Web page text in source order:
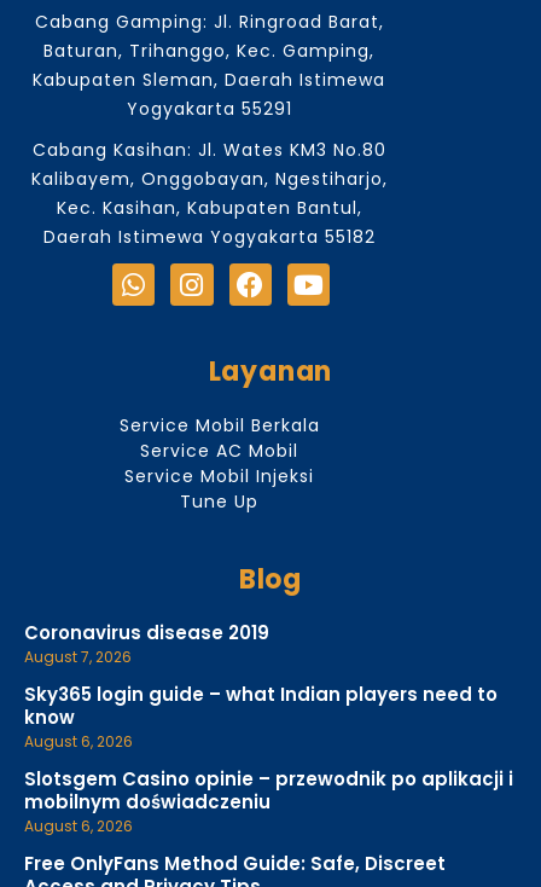
Cabang Gamping: Jl. Ringroad Barat,
Baturan, Trihanggo, Kec. Gamping,
Kabupaten Sleman, Daerah Istimewa
Yogyakarta 55291
Cabang Kasihan: Jl. Wates KM3 No.80
Kalibayem, Onggobayan, Ngestiharjo,
Kec. Kasihan, Kabupaten Bantul,
Daerah Istimewa Yogyakarta 55182
Layanan
Service Mobil Berkala
Service AC Mobil
Service Mobil Injeksi
Tune Up
Blog
Coronavirus disease 2019
August 7, 2026
Sky365 login guide – what Indian players need to
know
August 6, 2026
Slotsgem Casino opinie – przewodnik po aplikacji i
mobilnym doświadczeniu
August 6, 2026
Free OnlyFans Method Guide: Safe, Discreet